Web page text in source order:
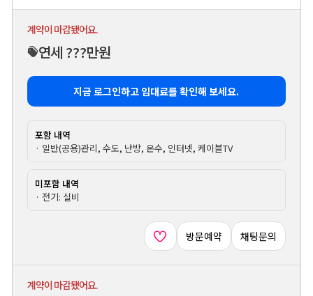
계약이 마감됐어요.
연세 ???만원
지금 로그인하고 임대료를 확인해 보세요.
포함 내역
· 일반(공용)관리, 수도, 난방, 온수, 인터넷, 케이블TV
미포함 내역
· 전기: 실비
방문예약 채팅문의
계약이 마감됐어요.